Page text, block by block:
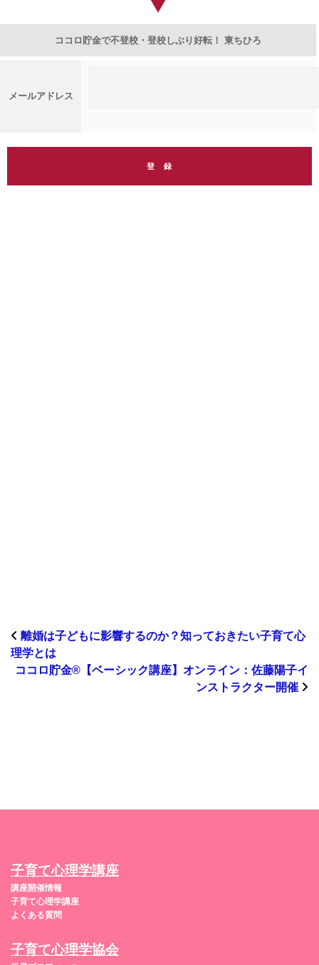
ココロ貯金で不登校・登校しぶり好転！ 東ちひろ
メールアドレス
離婚は子どもに影響するのか？知っておきたい子育て心
理学とは
ココロ貯金®︎【ベーシック講座】オンライン：佐藤陽子イ
ンストラクター開催
子育て心理学講座
講座開催情報
子育て心理学講座
よくある質問
子育て心理学協会